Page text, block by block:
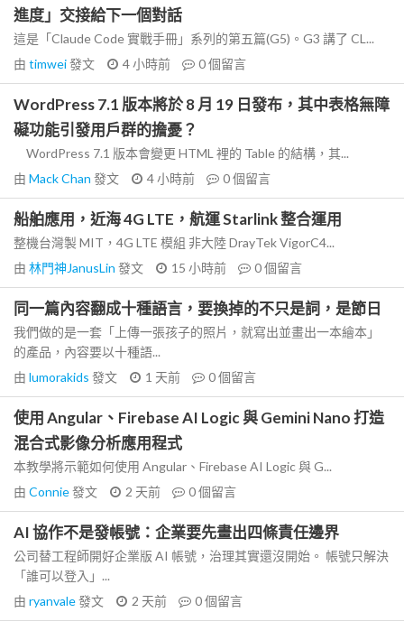
進度」交接給下一個對話
這是「Claude Code 實戰手冊」系列的第五篇(G5)。G3 講了 CL...
由 timwei發文 4 小時前 0個留言
WordPress 7.1 版本將於 8 月 19 日發布，其中表格無障
礙功能引發用戶群的擔憂？
WordPress 7.1 版本會變更 HTML 裡的 Table 的結構，其...
由 Mack Chan 發文 4 小時前 0個留言
船舶應用，近海 4G LTE，航運 Starlink 整合運用
整機台灣製 MIT，4G LTE 模組 非大陸 DrayTek VigorC4...
由 林門神JanusLin 發文 15 小時前 0個留言
同一篇內容翻成十種語言，要換掉的不只是詞，是節日
我們做的是一套「上傳一張孩子的照片，就寫出並畫出一本繪本」
的產品，內容要以十種語...
由 lumorakids 發文 1 天前 0個留言
使用 Angular、Firebase AI Logic 與 Gemini Nano 打造
混合式影像分析應用程式
本教學將示範如何使用 Angular、Firebase AI Logic 與 G...
由 Connie發文 2 天前 0個留言
AI 協作不是發帳號：企業要先畫出四條責任邊界
公司替工程師開好企業版 AI 帳號，治理其實還沒開始。 帳號只解決
「誰可以登入」...
由 ryanvale發文 2 天前 0個留言